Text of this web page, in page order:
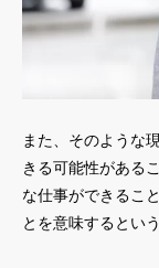
また、そのような
きる可能性がある
な仕事ができるこ
とを意味するという